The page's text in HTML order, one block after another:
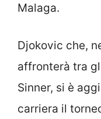
Malaga.
Djokovic che,
affronterà tra
Sinner, si è
carriera il